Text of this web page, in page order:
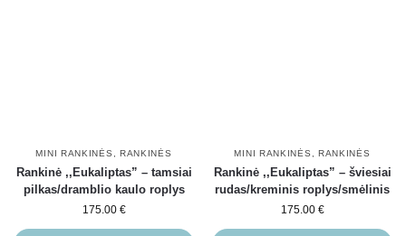
MINI RANKINĖS RANKINĖS
Rankinė ,,Eukaliptas” – tamsiai
pilkas/dramblio kaulo roplys
175.00 €
MINI RANKINĖS RANKINĖS
Rankinė ,,Eukaliptas” – šviesiai
rudas/kreminis roplys/smėlinis
175.00 €